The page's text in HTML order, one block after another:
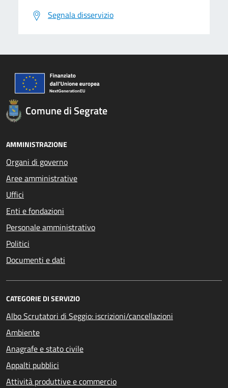
Segnala disservizio
Comune di Segrate
AMMINISTRAZIONE
Organi di governo
Aree amministrative
Uffici
Enti e fondazioni
Personale amministrativo
Politici
Documenti e dati
CATEGORIE DI SERVIZIO
Albo Scrutatori di Seggio: iscrizioni/cancellazioni
Ambiente
Anagrafe e stato civile
Appalti pubblici
Attività produttive e commercio